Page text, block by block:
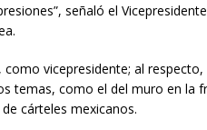
señaló el
vicepresidente; al
temas, como el del muro en la
cárteles mexicanos.